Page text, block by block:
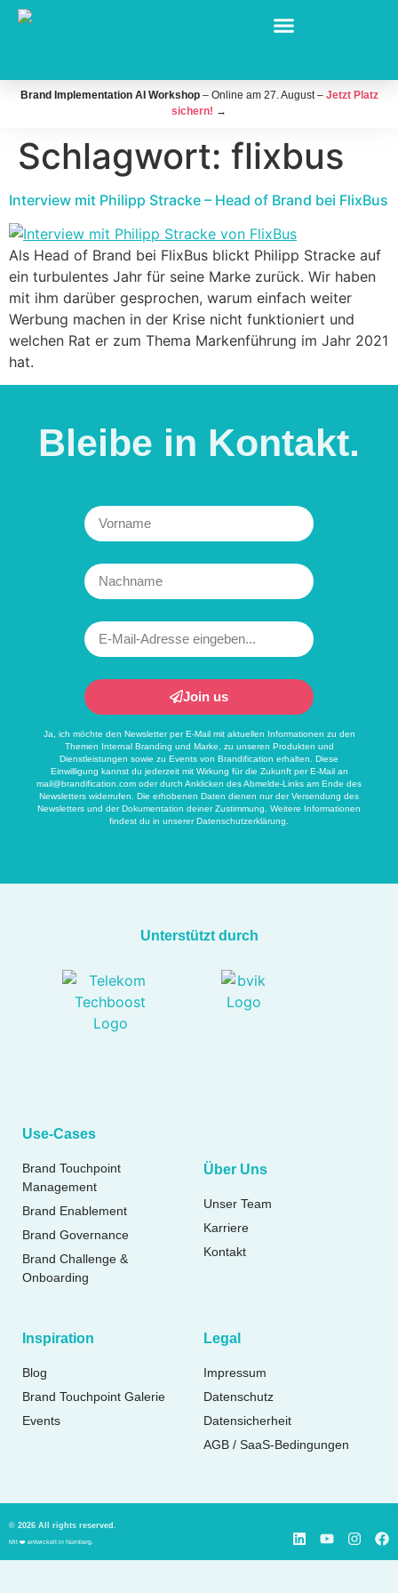
Brand Implementation AI Workshop– Online am 27. August – Jetzt Platz
sichern! →
Schlagwort: flixbus
Interview mit Philipp Stracke – Head of Brand bei FlixBus
Als Head of Brand bei FlixBus blickt Philipp Stracke auf
ein turbulentes Jahr für seine Marke zurück. Wir haben
mit ihm darüber gesprochen, warum einfach weiter
Werbung machen in der Krise nicht funktioniert und
welchen Rat er zum Thema Markenführung im Jahr 2021
hat.
Bleibe in Kontakt.
Join us
Ja, ich möchte den Newsletter per E-Mail mit aktuellen Informationen zu den
Themen Internal Branding und Marke, zu unseren Produkten und
Dienstleistungen sowie zu Events von Brandification erhalten. Diese
Einwilligung kannst du jederzeit mit Wirkung für die Zukunft per E-Mail an
mail@brandification.com oder durch Anklicken des Abmelde-Links am Ende des
Newsletters widerrufen. Die erhobenen Daten dienen nur der Versendung des
Newsletters und der Dokumentation deiner Zustimmung. Weitere Informationen
findest du in unsererDatenschutzerklärung
Unterstützt durch
Use-Cases
Brand Touchpoint
Management
Brand Enablement
Brand Governance
Brand Challenge &
Onboarding
Über Uns
Unser Team
Karriere
Kontakt
Inspiration
Blog
Brand Touchpoint Galerie
Events
Legal
Impressum
Datenschutz
Datensicherheit
AGB / SaaS-Bedingungen
© 2026 All rights reserved.
Mit ❤️ entwickelt in Nürnberg.